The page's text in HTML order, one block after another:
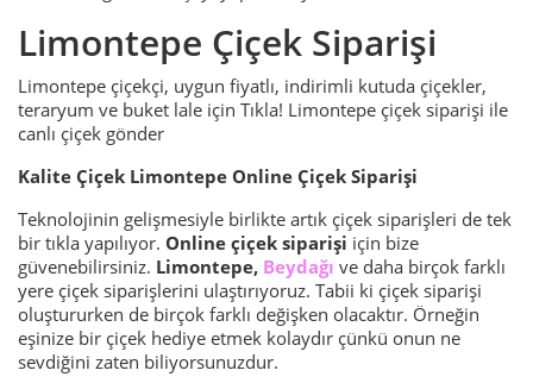
Limontepe Çiçek Siparişi
Limontepe çiçekçi, uygun fiyatlı, indirimli kutuda çiçekler,
teraryum ve buket lale için Tıkla! Limontepe çiçek siparişi ile
canlı çiçek gönder
Kalite Çiçek​ Limontepe Online Çiçek Siparişi
Teknolojinin gelişmesiyle birlikte artık çiçek siparişleri de tek
bir tıkla yapılıyor. Online çiçek siparişi için bize
güvenebilirsiniz. Limontepe, Beydağı ve daha birçok farklı
yere çiçek siparişlerini ulaştırıyoruz. Tabii ki çiçek siparişi
oluştururken de birçok farklı değişken olacaktır. Örneğin
eşinize bir çiçek hediye etmek kolaydır çünkü onun ne
sevdiğini zaten biliyorsunuzdur.